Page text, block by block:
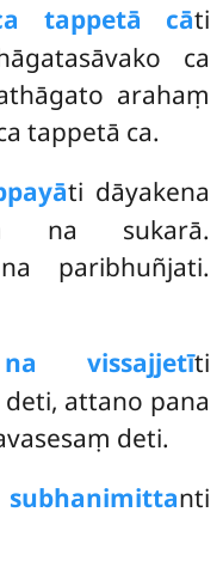
tappetā cāti
ca
arahaṃ
tappetā ca.
ti dāyakena
na sukarā.
paribhuñjati.
na vissajjetīti
attano pana
deti.
subhanimittanti